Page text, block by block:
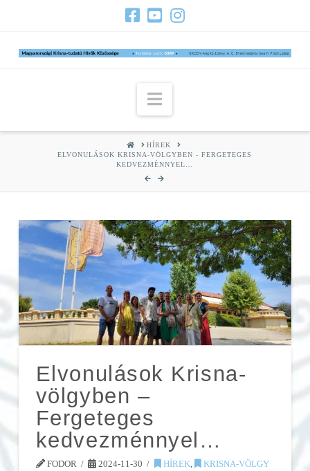
Navigation
HOMEHÍREK
ELVONULÁSOK KRISNA-VÖLGYBEN - FERGETEGES
KEDVEZMÉNNYEL…
Elvonulások Krisna-
völgyben –
Fergeteges
kedvezménnyel…
FODOR 2024-11-30 HÍREK, KRISNA-VÖLGY